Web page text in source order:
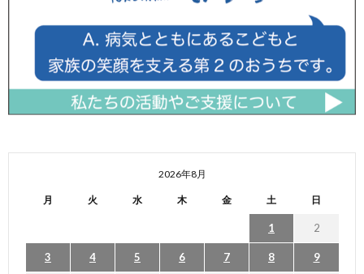
2026年8月
月 火 水 木 金 土 日
1 2
3 4 5 6 7 8 9